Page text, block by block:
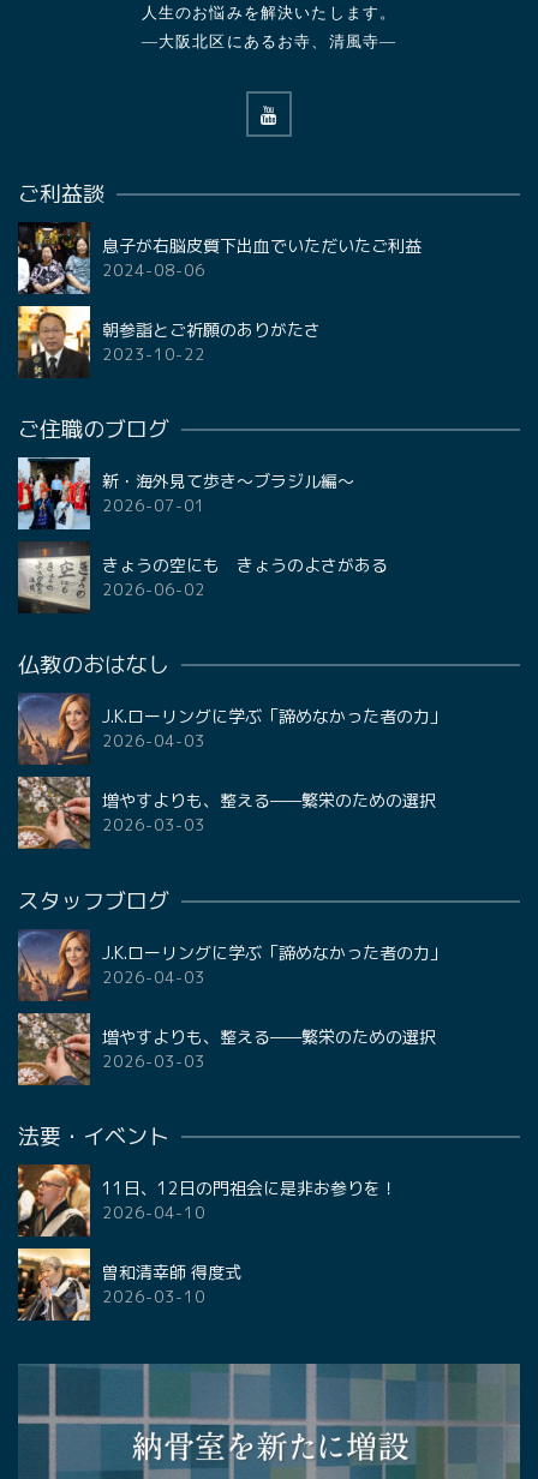
人生のお悩みを解決いたします。
—大阪北区にあるお寺、清風寺—
ご利益談
息子が右脳皮質下出血でいただいたご利益
2024-08-06
朝参詣とご祈願のありがたさ
2023-10-22
ご住職のブログ
新・海外見て歩き〜ブラジル編〜
2026-07-01
きょうの空にも きょうのよさがある
2026-06-02
仏教のおはなし
J.K.ローリングに学ぶ「諦めなかった者の力」
2026-04-03
増やすよりも、整える——繁栄のための選択
2026-03-03
スタッフブログ
J.K.ローリングに学ぶ「諦めなかった者の力」
2026-04-03
増やすよりも、整える——繁栄のための選択
2026-03-03
法要・イベント
11日、12日の門祖会に是非お参りを！
2026-04-10
曽和清幸師 得度式
2026-03-10